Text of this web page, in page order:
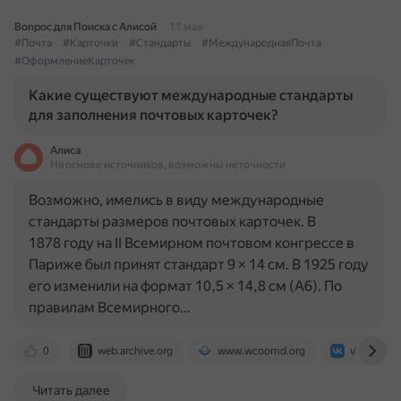
Вопрос для Поиска с Алисой
11 мая
#Почта
#Карточки #Стандарты
#МеждународнаяПочта
#ОформлениеКарточек
Какие существуют международные стандарты
для заполнения почтовых карточек?
Алиса
На основе источников, возможны неточности
0 web.archive.org www.wcoomd.org vk.com
Возможно, имелись в виду международные
стандарты размеров почтовых карточек. В
1878 году на II Всемирном почтовом конгрессе в
Париже был принят стандарт 9 × 14 см. В 1925 году
его изменили на формат 10,5 × 14,8 см (А6). По
правилам Всемирного…
Читать далее